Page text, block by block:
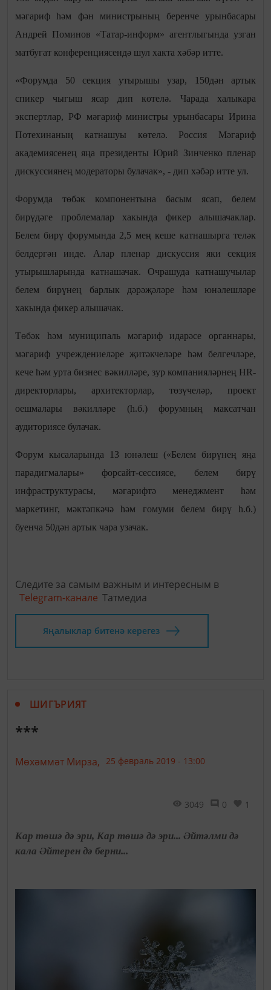
мәгариф һәм фән министрының беренче урынбасары
Андрей Поминов «Татар-информ» агентлыгында узган
матбугат конференциясендә шул хакта хәбәр итте.
«Форумда 50 секция утырышы узар, 150дән артык
спикер чыгыш ясар дип көтелә. Чарада халыкара
экспертлар, РФ мәгариф министры урынбасары Ирина
Потехинаның катнашуы көтелә. Россия Мәгариф
академиясенең яңа президенты Юрий Зинченко пленар
дискуссиянең модераторы булачак», - дип хәбәр итте ул.
Форумда төбәк компонентына басым ясап, белем
бирүдәге проблемалар хакында фикер алышачаклар.
Белем бирү форумында 2,5 мең кеше катнашырга теләк
белдергән инде. Алар пленар дискуссия яки секция
утырышларында катнашачак. Очрашуда катнашучылар
белем бирүнең барлык дәрәҗәләре һәм юнәлешләре
хакында фикер алышачак.
Төбәк һәм муниципаль мәгариф идарәсе органнары,
мәгариф учреждениеләре җитәкчеләре һәм белгечләре,
кече һәм урта бизнес вәкилләре, зур компанияләрнең HR-
директорлары, архитекторлар, төзүчеләр, проект
оешмалары вәкилләре (һ.б.) форумның максатчан
аудиториясе булачак.
Форум кысаларында 13 юнәлеш («Белем бирүнең яңа
парадигмалары» форсайт-сессиясе, белем бирү
инфраструктурасы, мәгарифтә менеджмент һәм
маркетинг, мәктәпкәчә һәм гомуми белем бирү һ.б.)
буенча 50дән артык чара узачак.
Следите за самым важным и интересным в
Telegram-канале Татмедиа
Яңалыклар битенә керегез
ШИГЪРИЯТ
***
Мөхәммәт Мирза, 25 февраль 2019 - 13:00
3049 0 1
Кар төшә дә эри, Кар төшә дә эри... Әйтәлми дә
кала Әйтерен дә берни...